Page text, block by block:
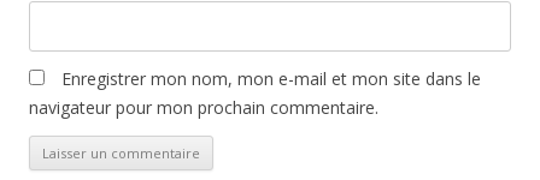
Enregistrer mon nom, mon e-mail et mon site dans le
navigateur pour mon prochain commentaire.